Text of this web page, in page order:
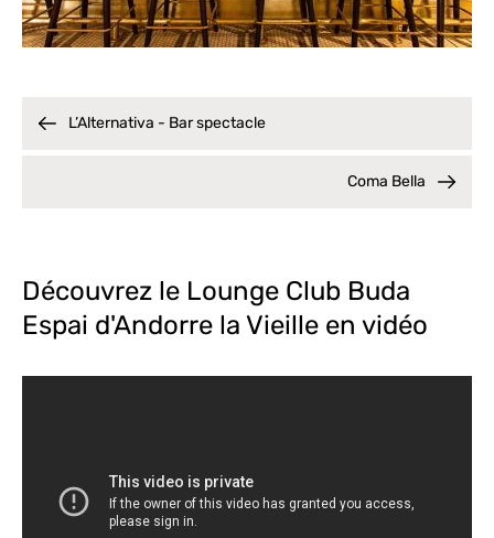
Découvrez le Lounge Club Buda
Espai d'Andorre la Vieille en vidéo
L’Alternativa - Bar spectacle
Coma Bella